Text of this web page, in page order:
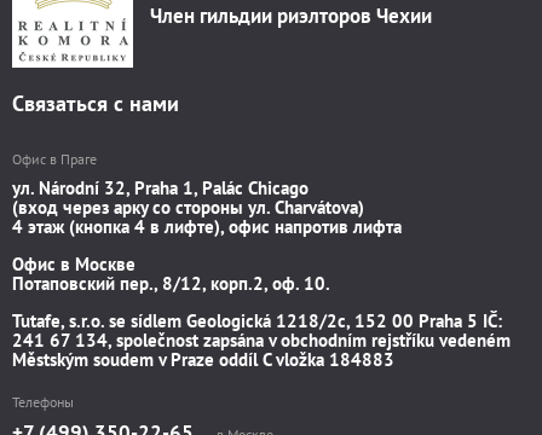
Член гильдии риэлторов Чехии
Связаться с нами
Офис в Праге
ул. Národní 32, Praha 1, Palác Chicago
(вход через арку со стороны ул. Charvátova)
4 этаж (кнопка 4 в лифте), офис напротив лифта
Офис в Москве
Потаповский пер., 8/12, корп.2, оф. 10.
Tutafe, s.r.o. se sídlem Geologická 1218/2c, 152 00 Praha 5 IČ:
241 67 134, společnost zapsána v obchodním rejstříku vedeném
Městským soudem v Praze oddíl C vložka 184883
Телефоны